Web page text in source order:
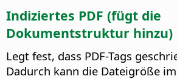
Indiziertes PDF (fügt die
Dokumentstruktur hinzu)
Legt fest, dass PDF-Tags
Dadurch kann die Dateigröße